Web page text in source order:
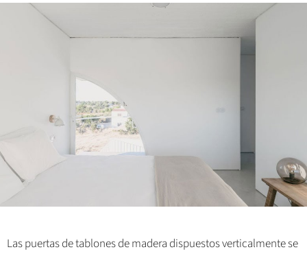
Las puertas de tablones de madera dispuestos verticalmente se